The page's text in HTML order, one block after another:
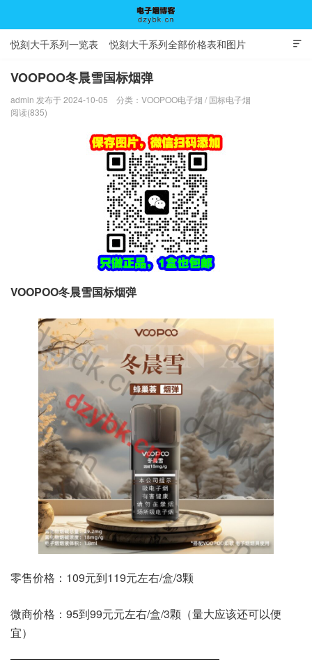

悦刻大千系列一览表 悦刻大千系列全部价格表和图片
VOOPOO冬晨雪国标烟弹
admin 发布于 2024-10-05 分类： VOOPOO电子烟 / 国标电子烟
阅读(835)
VOOPOO冬晨雪国标烟弹
零售价格：109元到119元左右/盒/3颗
微商价格：95到99元元左右/盒/3颗（量大应该还可以便
宜）